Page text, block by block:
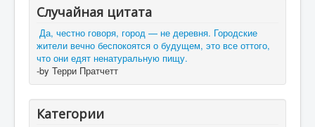
Случайная цитата
Да, честно говоря, город — не деревня. Городские
жители вечно беспокоятся о будущем, это все оттого,
что они едят ненатуральную пищу.
-by Терри Пратчетт
Категории